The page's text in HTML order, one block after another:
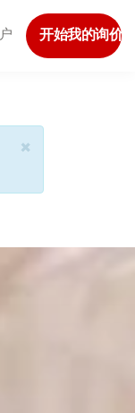
开始我的询价
×